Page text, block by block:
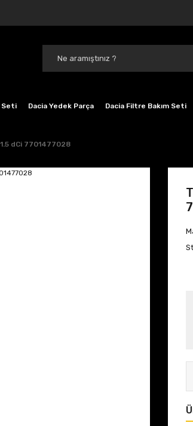
Seti Dacia Yedek Parça Dacia Filtre Bakım Seti
dCi 7701477028